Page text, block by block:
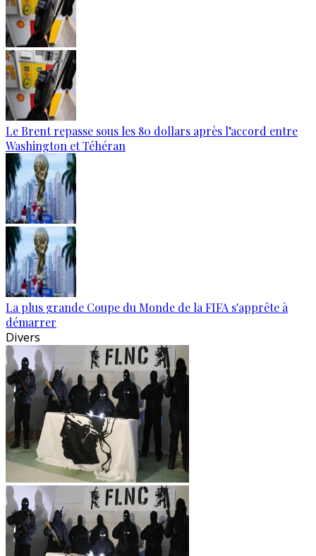
Le Brent repasse sous les 80 dollars après l’accord entre
Washington et Téhéran
La plus grande Coupe du Monde de la FIFA s'apprête à
démarrer
Divers